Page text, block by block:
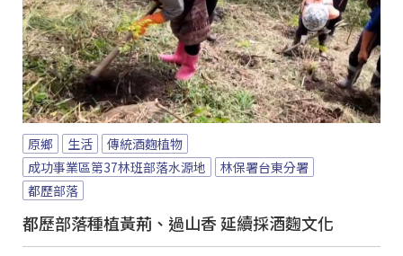
原鄉 生活
傳統酒麴植物
成功事業區第37林班部落水源地
林保署台東分署
都歷部落
都歷部落種植黃荊、過山香 延續採酒麴文化